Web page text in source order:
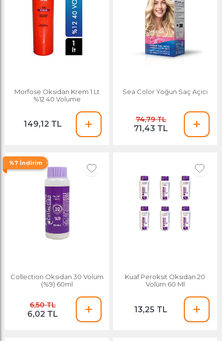
Morfose Oksidan Krem 1 Lt
%12 40 Volume
149,12 TL
Sea Color Yoğun Saç Açıcı
74,79 TL
71,43 TL
%7 İndirim
Collection Oksidan 30 Volüm
(%9) 60ml
6,50 TL
6,02 TL
Kuaf Peroksit Oksidan 20
Volüm 60 Ml
13,25 TL